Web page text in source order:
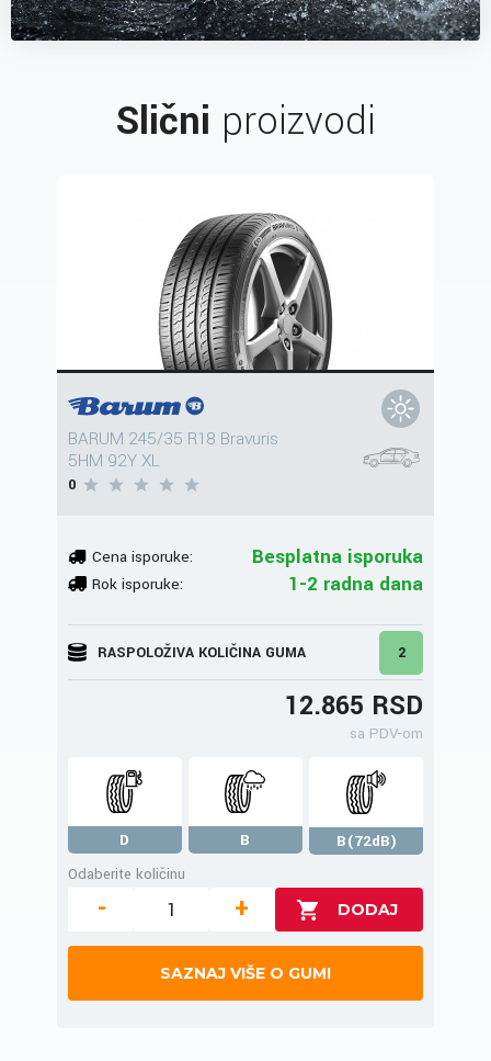
Slični proizvodi
BARUM 245/35 R18 Bravuris
5HM 92Y XL
0
Cena isporuke: Besplatna isporuka
Rok isporuke: 1-2 radna dana
RASPOLOŽIVA KOLIČINA GUMA 2
12.865 RSD
sa PDV-om
D B
B(72dB)
Odaberite količinu
- +
SAZNAJ VIŠE O GUMI